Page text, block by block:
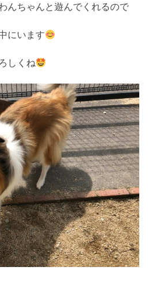
んちゃんと遊んでくれるので
にいます
しくね